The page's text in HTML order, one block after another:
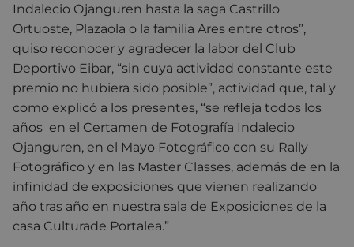
Indalecio Ojanguren hasta la saga Castrillo
Ortuoste, Plazaola o la familia Ares entre otros”,
quiso reconocer y agradecer la labor del Club
Deportivo Eibar, “sin cuya actividad constante este
premio no hubiera sido posible”, actividad que, tal y
como explicó a los presentes, “se refleja todos los
años en el Certamen de Fotografía Indalecio
Ojanguren, en el Mayo Fotográfico con su Rally
Fotográfico y en las Master Classes, además de en la
infinidad de exposiciones que vienen realizando
año tras año en nuestra sala de Exposiciones de la
casa Culturade Portalea.”